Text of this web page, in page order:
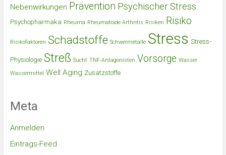
Nebenwirkungen Prävention Psychischer Stress
Psychopharmaka Rheuma Rheumatoide Arthritis Risiken Risiko
Risikofaktoren Schadstoffe Schwermetalle Stress Stress-
Physiologie Streß Sucht TNF-Antagonisten Vorsorge Wasser
Wassermittel Well Aging Zusatzstoffe
Meta
Anmelden
Eintrags-Feed